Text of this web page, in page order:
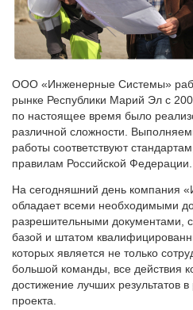
ООО «Инженерные Системы»
рынке Республики Марий Эл с
по настоящее время было
различной сложности.
работы соответствуют
правилам Российской Федерации.
На сегодняшний день компания
обладает всеми необходимыми
разрешительными документами,
базой и штатом
которых является не только
большой команды, все действия
достижение лучших результатов
проекта.